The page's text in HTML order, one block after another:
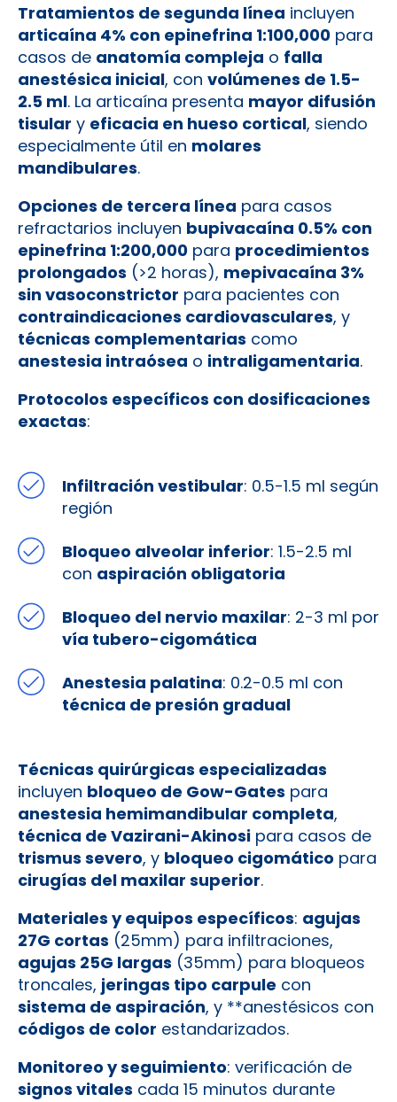
Tratamientos de segunda línea incluyen
articaína 4% con epinefrina 1:100,000 para
casos de anatomía compleja o falla
anestésica inicial, con volúmenes de 1.5-
2.5 ml. La articaína presenta mayor difusión
tisular y eficacia en hueso cortical, siendo
especialmente útil en molares
mandibulares.
Opciones de tercera línea para casos
refractarios incluyen bupivacaína 0.5% con
epinefrina 1:200,000 para procedimientos
prolongados (>2 horas), mepivacaína 3%
sin vasoconstrictor para pacientes con
contraindicaciones cardiovasculares, y
técnicas complementarias como
anestesia intraósea o intraligamentaria.
Protocolos específicos con dosificaciones
exactas:
Infiltración vestibular: 0.5-1.5 ml según
región
Bloqueo alveolar inferior: 1.5-2.5 ml
con aspiración obligatoria
Bloqueo del nervio maxilar: 2-3 ml por
vía tubero-cigomática
Anestesia palatina: 0.2-0.5 ml con
técnica de presión gradual
Técnicas quirúrgicas especializadas
incluyen bloqueo de Gow-Gates para
anestesia hemimandibular completa,
técnica de Vazirani-Akinosi para casos de
trismus severo, y bloqueo cigomático para
cirugías del maxilar superior.
Materiales y equipos específicos: agujas
27G cortas (25mm) para infiltraciones,
agujas 25G largas (35mm) para bloqueos
troncales, jeringas tipo carpule con
sistema de aspiración, y **anestésicos con
códigos de color estandarizados.
Monitoreo y seguimiento: verificación de
signos vitales cada 15 minutos durante